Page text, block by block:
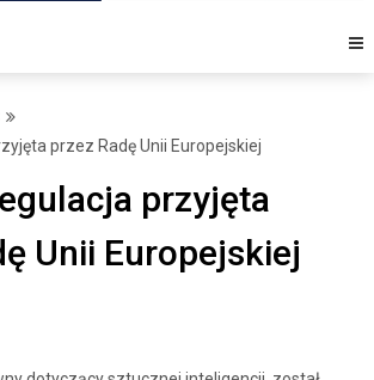
przez Radę Unii Europejskiej
przyjęta
Unii Europejskiej